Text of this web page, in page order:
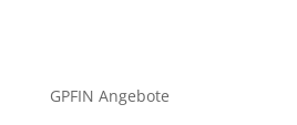
GPFIN Angebote